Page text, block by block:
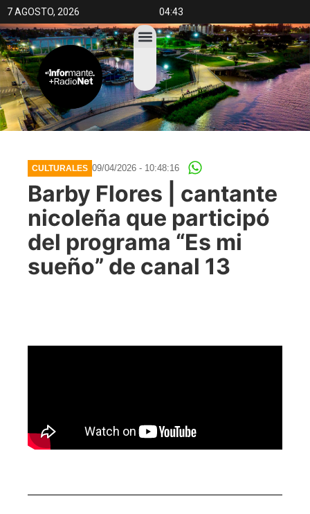
7 AGOSTO, 2026 04:43
CULTURALES 09/04/2026 - 10:48:16
Barby Flores | cantante
nicoleña que participó
del programa “Es mi
sueño” de canal 13